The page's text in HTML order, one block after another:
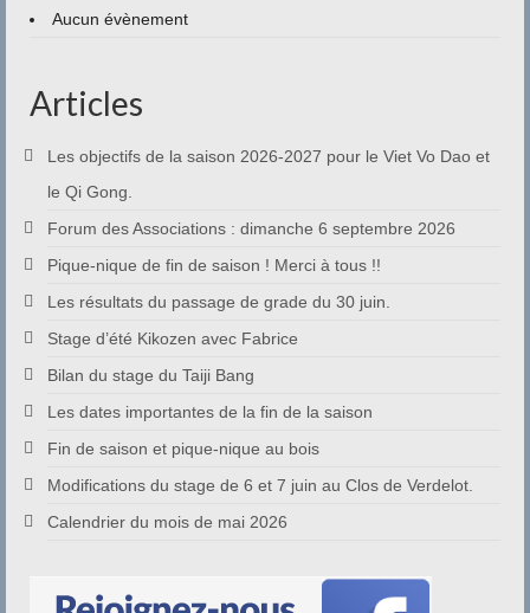
Aucun évènement
Articles
Les objectifs de la saison 2026-2027 pour le Viet Vo Dao et
le Qi Gong.
Forum des Associations : dimanche 6 septembre 2026
Pique-nique de fin de saison ! Merci à tous !!
Les résultats du passage de grade du 30 juin.
Stage d’été Kikozen avec Fabrice
Bilan du stage du Taiji Bang
Les dates importantes de la fin de la saison
Fin de saison et pique-nique au bois
Modifications du stage de 6 et 7 juin au Clos de Verdelot.
Calendrier du mois de mai 2026